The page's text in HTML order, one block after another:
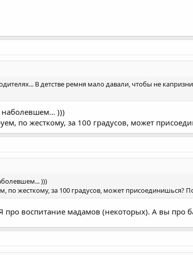
В детстве ремня мало давали, чтобы не
наболевшем... )))
по жесткому, за 100 градусов, может
)))
по жесткому, за 100 градусов, может присоединишься?
про воспитание мадамов (некоторых). А вы про